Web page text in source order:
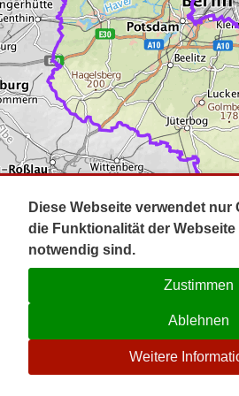
Impressum
Kontakt
Diese Webseite verwendet nur
die Funktionalität der Webseite
notwendig sind.
Zustimmen
Ablehnen
Weitere